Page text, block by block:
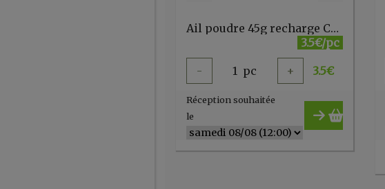
Ail poudre 45g recharge Cook
3.5€/pc
- 1 pc + 3.5€
Réception souhaitée
le